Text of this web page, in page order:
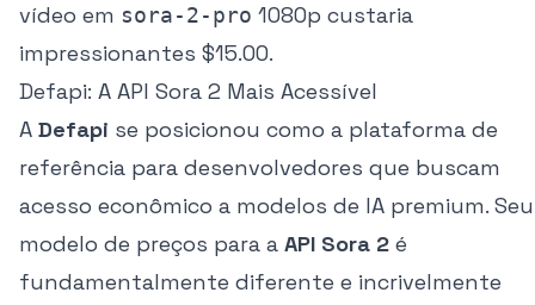
vídeo em sora-2-pro 1080p custaria
impressionantes $15.00.
Defapi: A API Sora 2 Mais Acessível
A Defapi se posicionou como a plataforma de
referência para desenvolvedores que buscam
acesso econômico a modelos de IA premium. Seu
modelo de preços para a API Sora 2 é
fundamentalmente diferente e incrivelmente